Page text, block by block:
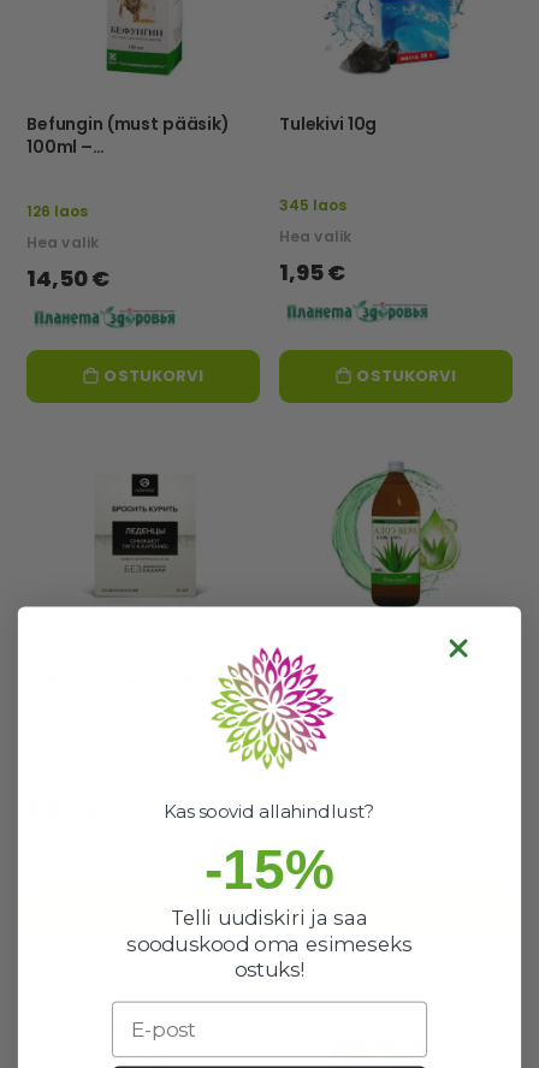
Befungin (must pääsik)
100ml –
126 laos
Hea valik
14,50 €
OSTUKORVI
Tulekivi 10g
345 laos
Hea valik
1,95 €
OSTUKORVI
kohvimaitseline karamell
"Loobu suitsetamisest"-
OSTUKORVI
Aaloe mahl 1000ml
48 laos
Hea valik
15,90 €
Kas soovid allahindlust?
-15%
Telli uudiskiri ja saa
sooduskood oma esimeseks
ostuks!